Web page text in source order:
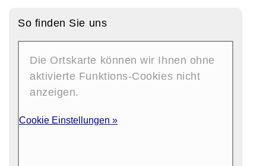
So finden Sie uns
Die Ortskarte können wir Ihnen ohne
aktivierte Funktions-Cookies nicht
anzeigen.
Cookie Einstellungen »